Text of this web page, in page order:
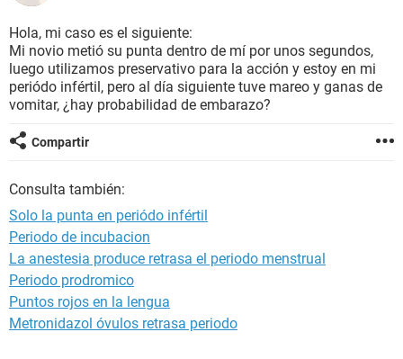
BIENESTAR
SEXUALIDAD
GLOSARIO
Hola, mi caso es el siguiente:
Mi novio metió su punta dentro de mí por unos segundos,
luego utilizamos preservativo para la acción y estoy en mi
periódo infértil, pero al día siguiente tuve mareo y ganas de
vomitar, ¿hay probabilidad de embarazo?
Compartir
Consulta también:
Solo la punta en periódo infértil
Periodo de incubacion
La anestesia produce retrasa el periodo menstrual
Periodo prodromico
Puntos rojos en la lengua
Metronidazol óvulos retrasa periodo